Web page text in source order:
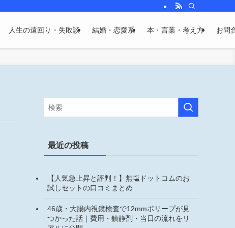
人生の遠回り・失敗談 結婚・恋愛系 本・言葉・考え方 お問
最近の投稿
【人気急上昇と評判！】無塩ドットコムのお
試しセットの口コミまとめ
46歳・大腸内視鏡検査で12mmポリープが見
つかった話｜費用・鎮静剤・当日の流れをリ